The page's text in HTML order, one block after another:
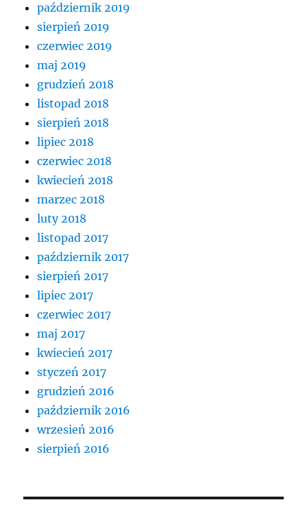
październik 2019
sierpień 2019
czerwiec 2019
maj 2019
grudzień 2018
listopad 2018
sierpień 2018
lipiec 2018
czerwiec 2018
kwiecień 2018
marzec 2018
luty 2018
listopad 2017
październik 2017
sierpień 2017
lipiec 2017
czerwiec 2017
maj 2017
kwiecień 2017
styczeń 2017
grudzień 2016
październik 2016
wrzesień 2016
sierpień 2016